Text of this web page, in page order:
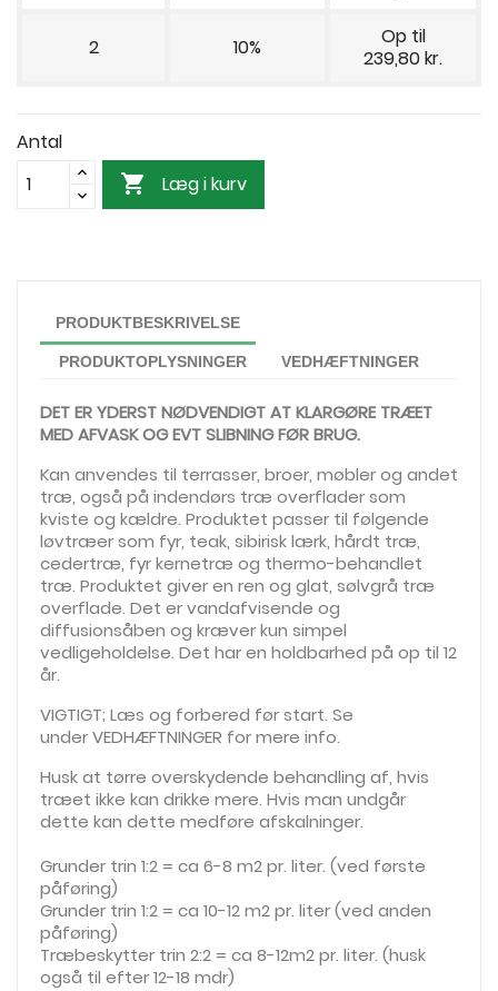
2 10%
Op til
239,80 kr.
Antal
 Læg i kurv
PRODUKTBESKRIVELSE
PRODUKTOPLYSNINGER VEDHÆFTNINGER
DET ER YDERST NØDVENDIGT AT KLARGØRE TRÆET
MED AFVASK OG EVT SLIBNING FØR BRUG.
Kan anvendes til terrasser, broer, møbler og andet
træ, også på indendørs træ overflader som
kviste og kældre. Produktet passer til følgende
løvtræer som fyr, teak, sibirisk lærk, hårdt træ,
cedertræ, fyr kernetræ og thermo-behandlet
træ. Produktet giver en ren og glat, sølvgrå træ
overflade. Det er vandafvisende og
diffusionsåben og kræver kun simpel
vedligeholdelse. Det har en holdbarhed på op til 12
år.
VIGTIGT; Læs og forbered før start. Se
under VEDHÆFTNINGER for mere info.
Husk at tørre overskydende behandling af, hvis
træet ikke kan drikke mere. Hvis man undgår
dette kan dette medføre afskalninger.
Grunder trin 1:2 = ca 6-8 m2 pr. liter. (ved første
påføring)
Grunder trin 1:2 = ca 10-12 m2 pr. liter (ved anden
påføring)
Træbeskytter trin 2:2 = ca 8-12m2 pr. liter. (husk
også til efter 12-18 mdr)